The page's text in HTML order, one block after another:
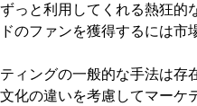
っと利用してくれる熱狂的
のファンを獲得するには市
ィングの一般的な手法は存
化の違いを考慮してマー